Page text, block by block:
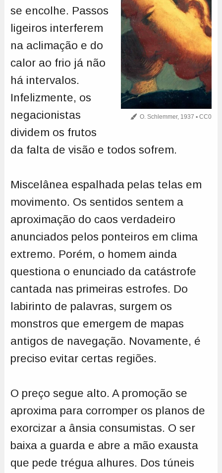
O. Schlemmer, 1937 ▪ CC0
se encolhe. Passos
ligeiros interferem
na aclimação e do
calor ao frio já não
há intervalos.
Infelizmente, os
negacionistas
dividem os frutos
da falta de visão e todos sofrem.
Miscelânea espalhada pelas telas em
movimento. Os sentidos sentem a
aproximação do caos verdadeiro
anunciados pelos ponteiros em clima
extremo. Porém, o homem ainda
questiona o enunciado da catástrofe
cantada nas primeiras estrofes. Do
labirinto de palavras, surgem os
monstros que emergem de mapas
antigos de navegação. Novamente, é
preciso evitar certas regiões.
O preço segue alto. A promoção se
aproxima para corromper os planos de
exorcizar a ânsia consumistas. O ser
baixa a guarda e abre a mão exausta
que pede trégua alhures. Dos túneis